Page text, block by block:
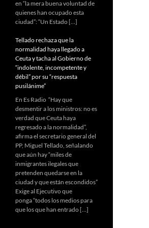
en “la mera buena voluntad de
quienes han ocupado esta
ciudad”: “Un Estado […]
Tellado rechaza que la
normalidad haya llegado a
Ceuta y tacha al Gobierno de
“indolente, incompetente y
débil” por su “respuesta
pusilánime”
En Es Radio “Hay que
desmentir a los ministros: no es
verdad que Ceuta haya
regresado a la normalidad”,
afirma el secretario general del
PP, Miguel Tellado, señalando
que aún hay “miles de
inmigrantes ilegales que
pretenden quedarse en la
ciudad y que están escondidos”
Exige al Ejecutivo que
ponga “todos los medios para
que los que han entrado […]